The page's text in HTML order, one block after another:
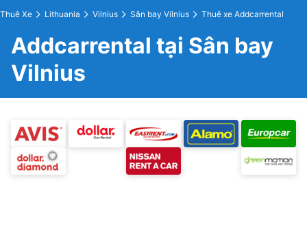
Thuê Xe Lithuania Vilnius Sân bay Vilnius Thuê xe Addcarrental
Addcarrental tại Sân bay
Vilnius